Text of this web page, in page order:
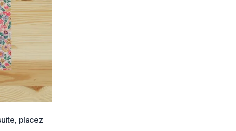
placez